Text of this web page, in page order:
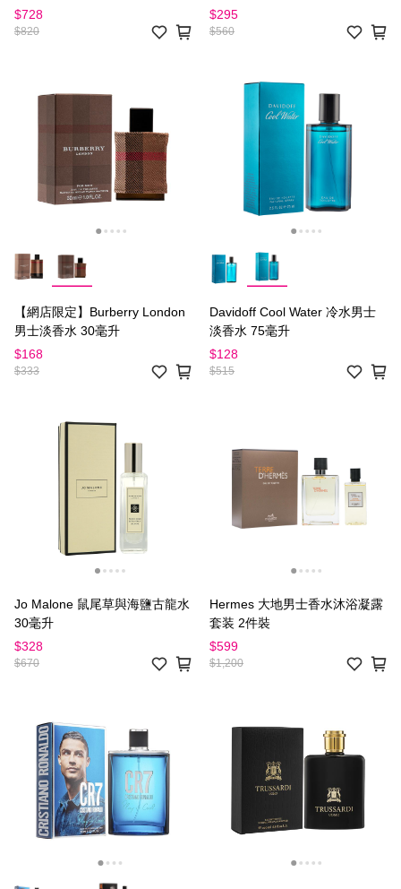
$820
$728
$560
$295
【網店限定】Burberry London
男士淡香水 30毫升
$333
$168
Davidoff Cool Water 冷水男士
淡香水 75毫升
$515
$128
Jo Malone 鼠尾草與海鹽古龍水
30毫升
$670
$328
Hermes 大地男士香水沐浴凝露
套装 2件裝
$1,200
$599